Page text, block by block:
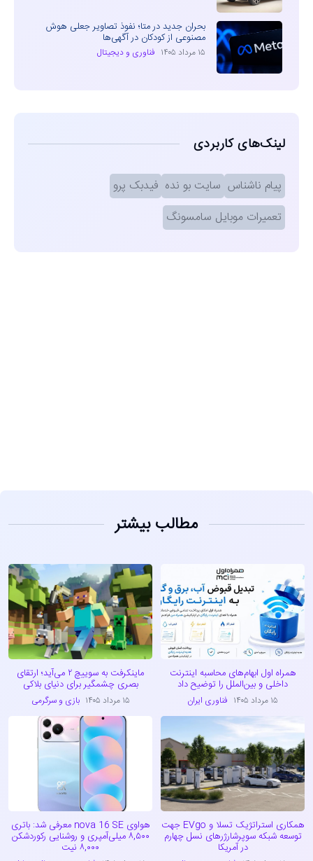
بحران جدید در متا؛ نفوذ تصاویر جعلی هوش
مصنوعی از کودکان در آگهی‌ها
۱۵ مرداد ۱۴۰۵ فناوری و دیجیتال
لینک‌های کاربردی
پیام ناشناس سایت بو نده فیدبک پرو
تعمیرات موبایل سامسونگ
مطالب بیشتر
همراه اول ابهام‌های محاسبه اینترنت
داخلی و بین‌الملل را توضیح داد
۱۵ مرداد ۱۴۰۵ فناوری ایران
ماینکرفت به سوییچ ۲ می‌آید؛ ارتقای
بصری چشمگیر برای دنیای بلاکی
۱۵ مرداد ۱۴۰۵ بازی و سرگرمی
همکاری استراتژیک تسلا و EVgo جهت
توسعه شبکه سوپرشارژرهای نسل چهارم
در آمریکا
هواوی nova 16 SE معرفی شد: باتری
۸,۵۰۰ میلی‌آمپری و روشنایی رکوردشکن
۸,۰۰۰ نیت